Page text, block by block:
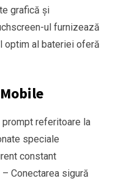
grafică și
ul furnizează
optim al bateriei oferă
referitoare la
speciale
constant
– Conectarea sigură